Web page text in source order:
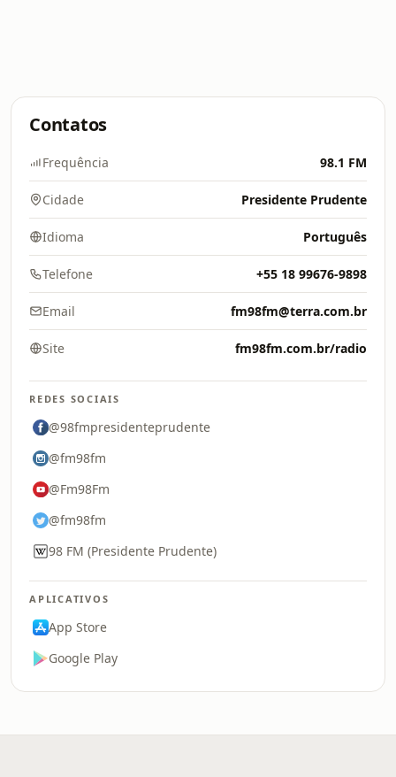
Contatos
Frequência 98.1 FM
Cidade Presidente Prudente
Idioma Português
Telefone +55 18 99676-9898
Email fm98fm@terra.com.br
Site fm98fm.com.br/radio
REDES SOCIAIS
@98fmpresidenteprudente
@fm98fm
@Fm98Fm
@fm98fm
98 FM (Presidente Prudente)
APLICATIVOS
App Store
Google Play